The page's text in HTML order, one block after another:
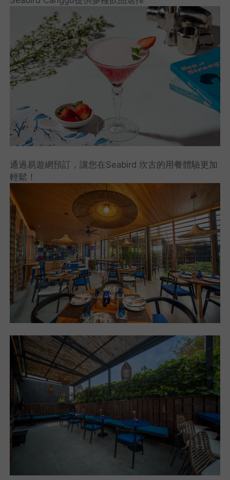
通過易遊網預訂，讓您在Seabird 坎古的用餐體驗更加
輕鬆！